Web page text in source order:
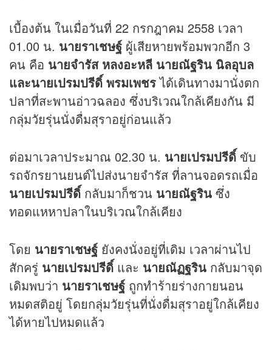
เบื้องต้น ในเมื่อวันที่ 22 กรกฎาคม 2558 เวลา
01.00 น. นายราเชษฐ์ ผู้เสียหายพร้อมพวกอีก 3
คน คือ นายจำรัส หลงอะหลี นายณัฐริน นิลอุบล
และนายเปรมปรีดิ์ พรมเพชรได้เดินทางมานั่งตก
ปลาที่สะพานอ่าวฉลอง ซึ่งบริเวณใกล้เคียงกัน มี
กลุ่มวัยรุ่นนั่งดื่มสุราอยู่ก่อนแล้ว
ต่อมาเวลาประมาณ 02.30 น. นายเปรมปรีดิ์ ขับ
รถจักรยานยนต์ไปส่งนายจำรัส ที่ลานจอดรถเมื่อ
นายเปรมปรีดิ์ กลับมาก็ชวน นายณัฐริน ซึ่ง
ทอดแหหาปลาในบริเวณใกล้เคียง
โดย นายราเชษฐ์ ยังคงนั่งอยู่ที่เดิม เวลาผ่านไป
สักครู่ นายเปรมปรีดิ์ และ นายณัฏฐริน กลับมาจุด
เดิมพบว่า นายราเชษฐ์ ถูกทำร้ายร่างกายนอน
หมดสติอยู่ โดยกลุ่มวัยรุ่นที่นั่งดื่มสุราอยู่ใกล้เคียง
ได้หายไปหมดแล้ว